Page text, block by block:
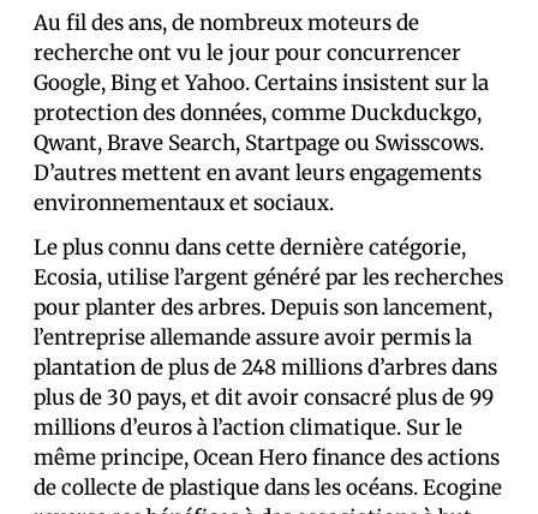
Au fil des ans, de nombreux moteurs de
recherche ont vu le jour pour concurrencer
Google, Bing et Yahoo. Certains insistent sur la
protection des données, comme Duckduckgo,
Qwant, Brave Search, Startpage ou Swisscows.
D’autres mettent en avant leurs engagements
environnementaux et sociaux.
Le plus connu dans cette dernière catégorie,
Ecosia, utilise l’argent généré par les recherches
pour planter des arbres. Depuis son lancement,
l’entreprise allemande assure avoir permis la
plantation de plus de 248 millions d’arbres dans
plus de 30 pays, et dit avoir consacré plus de 99
millions d’euros à l’action climatique. Sur le
même principe, Ocean Hero finance des actions
de collecte de plastique dans les océans. Ecogine